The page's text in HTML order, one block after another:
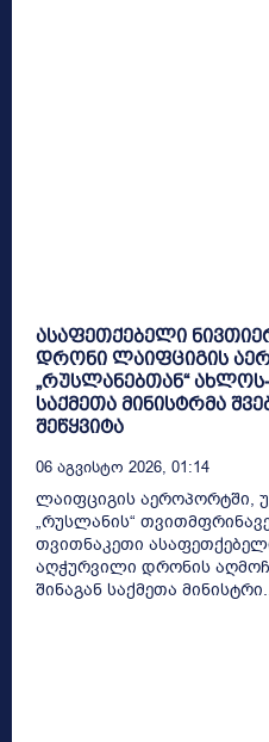
ასაფეთქებელი
დრონი ლაიფციგის
„რუსლანებთან“ ახლოს-
საქმეთა მინისტრმა
შეწყვიტა
06 Აგვისტო 2026, 01:14
ლაიფციგის აეროპორტში,
„რუსლანის“
თვითნაკეთი
აღჭურვილი დრონის
შინაგან საქმეთა